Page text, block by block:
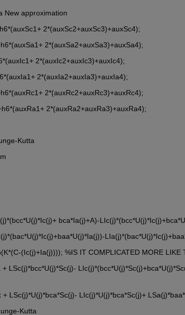
New approximation
2*(auxSc2+auxSc3)+auxSc4);
2*(auxSa2+auxSa3)+auxSa4);
2*(auxIc2+auxIc3)+auxIc4);
2*(auxIa2+auxIa3)+auxIa4);
2*(auxRc2+auxRc3)+auxRc4);
2*(auxRa2+auxRa3)+auxRa4);
Kutta
bca*Ia(j)+A)-
(Ic(j)+Ia(j)))); %IS IT COMPLICATED MORE LIKE
+ LSc(j)*bcc*U(j)*Sc(j)-
+ LSc(j)*U(j)*bca*Sc(j)- LIc(j)*U(j)*bca*Sc(j)+
Kutta